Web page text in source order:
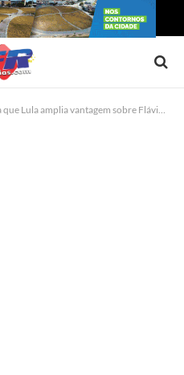
vantagem sobre Flávio após escândalo do Master